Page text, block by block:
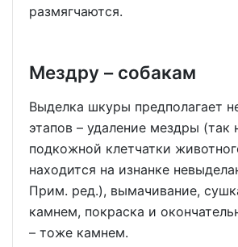
размягчаются.
Мездру – собакам
Выделка шкуры предполагает
этапов – удаление мездры (так
подкожной клетчатки
находится на изнанке
Прим. ред.), вымачивание,
камнем, покраска и
– тоже камнем.